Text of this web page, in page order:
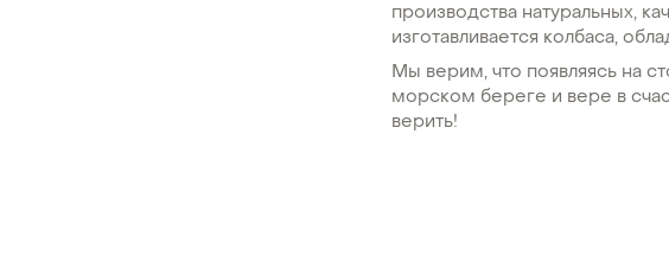
производства натуральных,
изготавливается колбаса,
Мы верим, что появляясь на
морском береге и вере в
верить!